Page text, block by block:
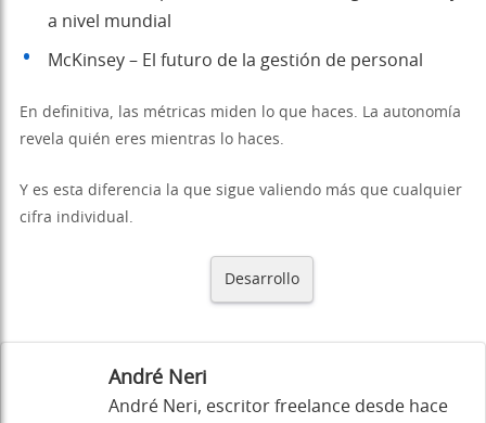
a nivel mundial
McKinsey – El futuro de la gestión de personal
En definitiva, las métricas miden lo que haces. La autonomía
revela quién eres mientras lo haces.
Y es esta diferencia la que sigue valiendo más que cualquier
cifra individual.
Desarrollo
André Neri
André Neri, escritor freelance desde hace